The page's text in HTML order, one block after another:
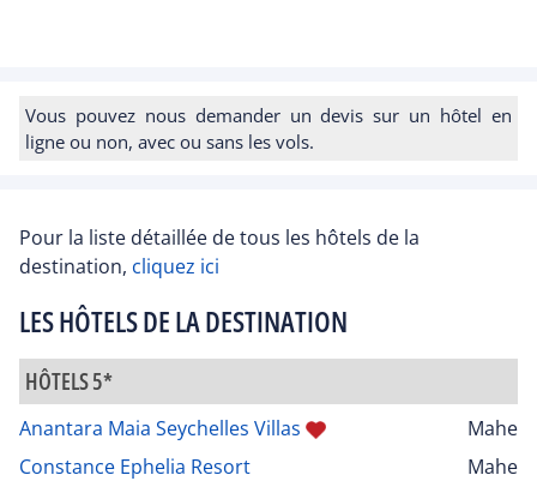
Vous pouvez nous demander un devis sur un hôtel en
ligne ou non, avec ou sans les vols.
Pour la liste détaillée de tous les hôtels de la
destination, cliquez ici
LES HÔTELS DE LA DESTINATION
HÔTELS 5*
Anantara Maia Seychelles Villas
Mahe
Constance Ephelia Resort
Mahe